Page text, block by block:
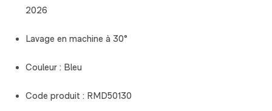
2026
Lavage en machine à 30°
Couleur : Bleu
Code produit : RMD50130